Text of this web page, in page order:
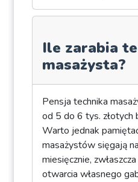
Ile zarabia
masażysta?
Pensja technika
od 5 do 6 tys. złotych
Warto jednak
masażystów sięgają
miesięcznie,
otwarcia własnego